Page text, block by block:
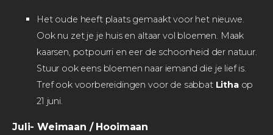
Het oude heeft plaats gemaakt voor het nieuwe.
Ook nu zet je je huis en altaar vol bloemen. Maak
kaarsen, potpourri en eer de schoonheid der natuur.
Stuur ook eens bloemen naar iemand die je lief is.
Tref ook voorbereidingen voor de sabbat Lithaop
21 juni.
Juli- Weimaan / Hooimaan